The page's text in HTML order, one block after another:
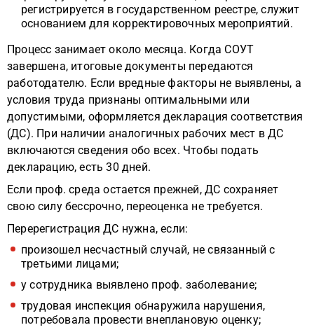
регистрируется в государственном реестре, служит
основанием для корректировочных мероприятий.
Процесс занимает около месяца. Когда СОУТ
завершена, итоговые документы передаются
работодателю. Если вредные факторы не выявлены, а
условия труда признаны оптимальными или
допустимыми, оформляется декларация соответствия
(ДС). При наличии аналогичных рабочих мест в ДС
включаются сведения обо всех. Чтобы подать
декларацию, есть 30 дней.
Если проф. среда остается прежней, ДС сохраняет
свою силу бессрочно, переоценка не требуется.
Перерегистрация ДС нужна, если:
произошел несчастный случай, не связанный с
третьими лицами;
у сотрудника выявлено проф. заболевание;
трудовая инспекция обнаружила нарушения,
потребовала провести внеплановую оценку;